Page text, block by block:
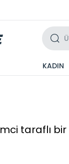
KADIN
taraflı